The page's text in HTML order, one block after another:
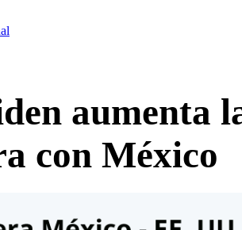
aumenta
con México